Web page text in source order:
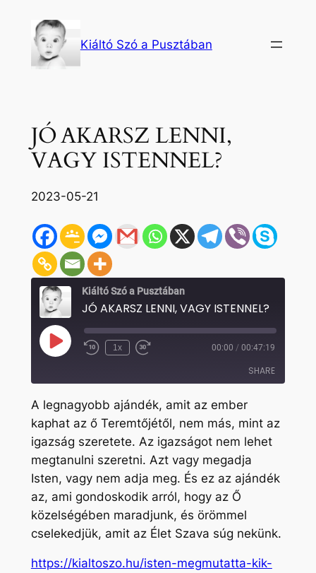
tartalomhoz
Kiáltó Szó a Pusztában
JÓ AKARSZ LENNI,
VAGY ISTENNEL?
2023-05-21
Kiáltó Szó a Pusztában
JÓ AKARSZ LENNI, VAGY ISTENNEL?
Play
Episode Rewind
1x
Fast
seconds
00:00 / 00:47:19
SHARE
SHARE
LINK
EMBED
A legnagyobb ajándék, amit az ember
kaphat az ő Teremtőjétől, nem más, mint az
igazság szeretete. Az igazságot nem lehet
megtanulni szeretni. Azt vagy megadja
Isten, vagy nem adja meg. És ez az ajándék
az, ami gondoskodik arról, hogy az Ő
közelségében maradjunk, és örömmel
cselekedjük, amit az Élet Szava súg nekünk.
https://kialtoszo.hu/isten-megmutatta-kik-